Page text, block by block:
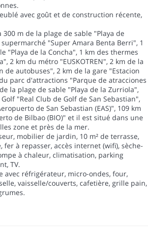
avec goût et de construction récente,
300 m de la plage de sable "Playa de
"Super Amara Benta Berri", 1
"Playa de la Concha", 1 km des thermes
2 km du métro "EUSKOTREN", 2 km de la
de autobuses", 2 km de la gare "Estacion
parc d'attractions "Parque de atracciones
la plage de sable "Playa de la Zurriola",
"Real Club de Golf de San Sebastian",
de San Sebastian (EAS)", 109 km
de Bilbao (BIO)" et il est situé dans une
zone et près de la mer.
mobilier de jardin, 10 m² de terrasse,
fer à repasser, accès internet (wifi), sèche-
à chaleur, climatisation, parking
TV.
avec réfrigérateur, micro-ondes, four,
vaisselle/couverts, cafetière, grille pain,